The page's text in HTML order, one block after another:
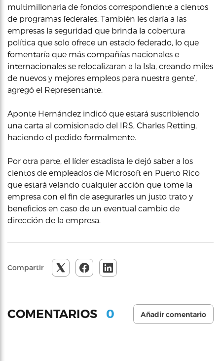
multimillonaria de fondos correspondiente a cientos
de programas federales. También les daría a las
empresas la seguridad que brinda la cobertura
política que solo ofrece un estado federado, lo que
fomentaría que más compañías nacionales e
internacionales se relocalizaran a la Isla, creando miles
de nuevos y mejores empleos para nuestra gente’,
agregó el Representante.
Aponte Hernández indicó que estará suscribiendo
una carta al comisionado del IRS, Charles Retting,
haciendo el pedido formalmente.
Por otra parte, el líder estadista le dejó saber a los
cientos de empleados de Microsoft en Puerto Rico
que estará velando cualquier acción que tome la
empresa con el fin de asegurarles un justo trato y
beneficios en caso de un eventual cambio de
dirección de la empresa.
Compartir
COMENTARIOS 0 Añadir comentario